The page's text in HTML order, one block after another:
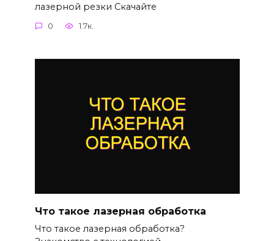
лазерной резки Скачайте
0 1.7к.
Что такое лазерная обработка
Что такое лазерная обработка?